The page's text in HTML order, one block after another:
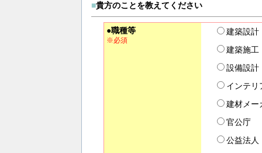
■貴方のことを教えてください
●職種等
※必須
建築設計
建築施工
設備設計
インテリ
建材メー
官公庁
公益法人